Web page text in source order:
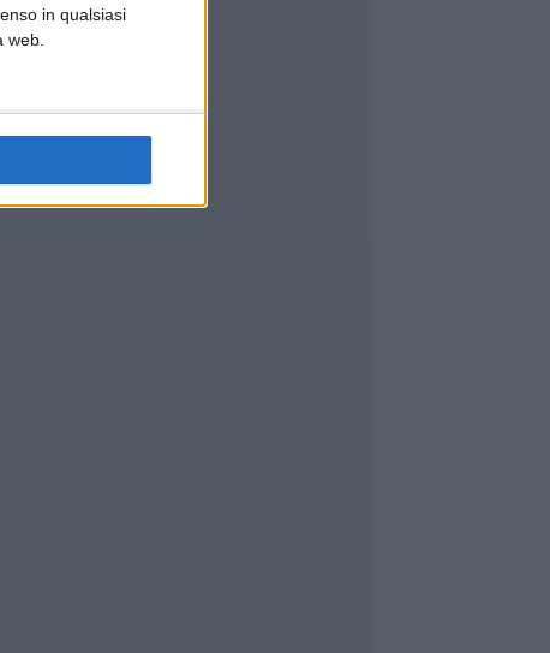
in qualsiasi
web.